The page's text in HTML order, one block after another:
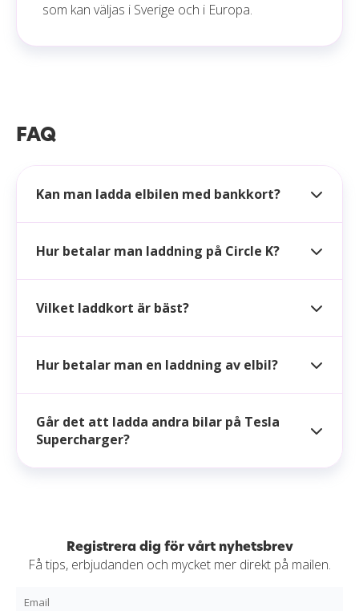
som kan väljas i Sverige och i Europa.
FAQ
Kan man ladda elbilen med bankkort?
Hur betalar man laddning på Circle K?
Vilket laddkort är bäst?
Hur betalar man en laddning av elbil?
Går det att ladda andra bilar på Tesla
Supercharger?
Registrera dig för vårt nyhetsbrev
Få tips, erbjudanden och mycket mer direkt på mailen.